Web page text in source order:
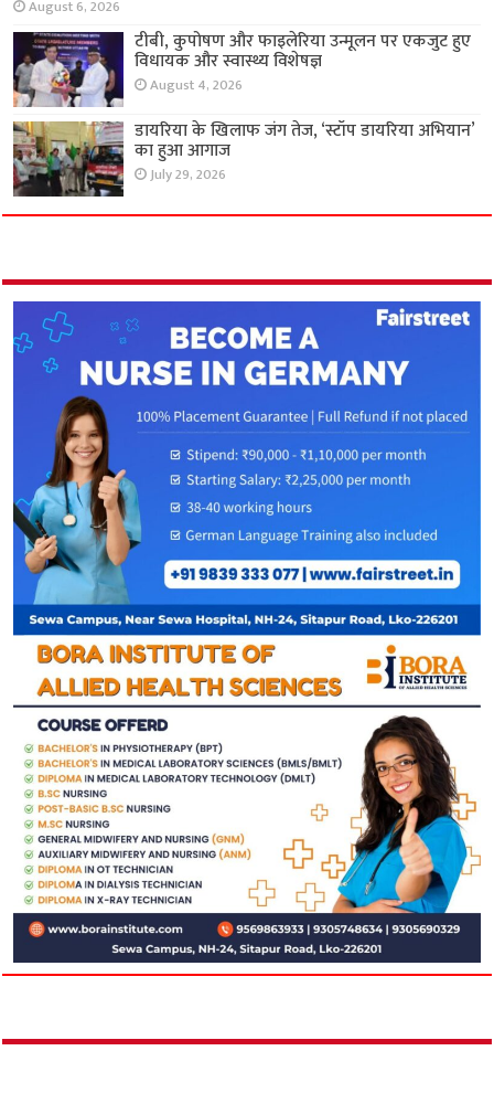
पतंजलि योगपीठ के शिविर में लोगों को मिला नि:शुल्क
स्वास्थ्य परामर्श
August 6, 2026
टीबी, कुपोषण और फाइलेरिया उन्मूलन पर एकजुट हुए
विधायक और स्वास्थ्य विशेषज्ञ
August 4, 2026
का हुआ आगाज